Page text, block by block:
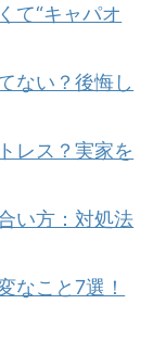
て“キャパオ
ない？後悔し
レス？実家を
い方：対処法
なこと7選！